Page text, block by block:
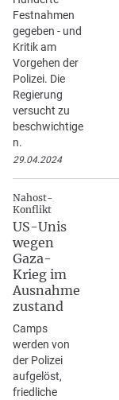
Festnahmen
gegeben - und
Kritik am
Vorgehen der
Polizei. Die
Regierung
versucht zu
beschwichtige
n.
29.04.2024
Nahost-
Konflikt
US-Unis
wegen
Gaza-
Krieg im
Ausnahme
zustand
Camps
werden von
der Polizei
aufgelöst,
friedliche